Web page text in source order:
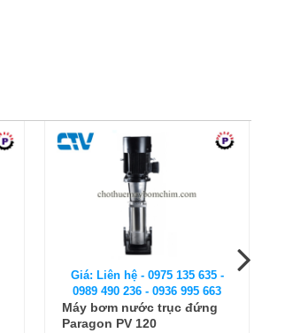
Giá: Liên hệ - 0975 135 635 -
0989 490 236 - 0936 995 663
Máy bơm trục đứng CNP
CDLF 12 - 16